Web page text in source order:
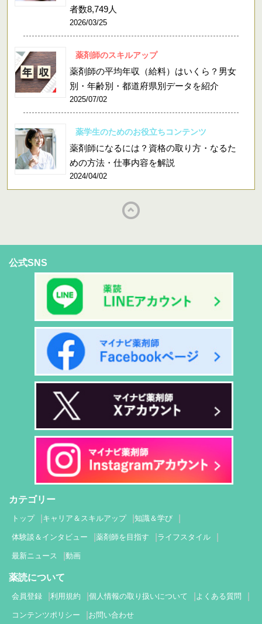
者数8,749人
2026/03/25
薬剤師のスキルアップ
薬剤師の平均年収（給料）はいくら？男女
別・年齢別・都道府県別データを紹介
2025/07/02
薬学生のためのお役立ちコンテンツ
薬剤師になるには？資格の取り方・なるた
めの方法・仕事内容を解説
2024/04/02
公式SNS
カテゴリー
トップ キャリア＆スキルアップ 知識＆学び
体験談＆インタビュー 薬剤師を目指す ライフスタイル
最新ニュース 動画
薬読について
会員登録 利用規約 個人情報の取り扱いについて よくある質問
コンテンツポリシー お問い合わせ